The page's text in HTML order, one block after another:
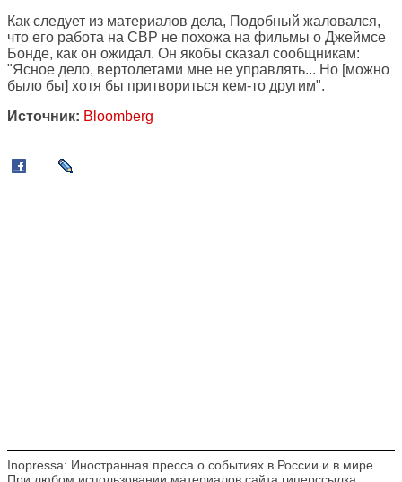
Как следует из материалов дела, Подобный жаловался,
что его работа на СВР не похожа на фильмы о Джеймсе
Бонде, как он ожидал. Он якобы сказал сообщникам:
"Ясное дело, вертолетами мне не управлять... Но [можно
было бы] хотя бы притвориться кем-то другим".
Источник: Bloomberg
Inopressa: Иностранная пресса о событиях в России и в мире